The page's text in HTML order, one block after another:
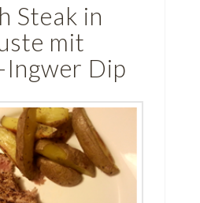
Steak in
mit
Ingwer Dip